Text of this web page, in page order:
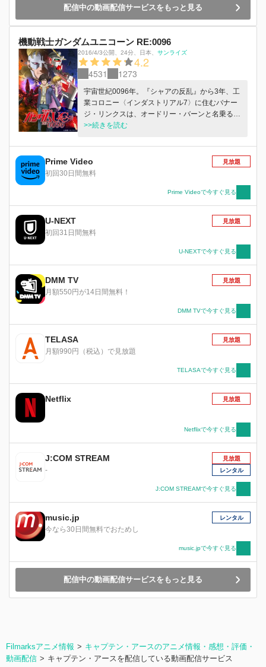
配信中の動画配信サービスをもっと見る
機動戦士ガンダムユニコーン RE:0096
2016/4/3公開 24分 日本 サンライズ
4.2
4531 1273
宇宙世紀0096年。『シャアの反乱』から3年、工
業コロニー〈インダストリアル7〉に住むバナー
ジ・リンクスは、オードリー・バーンと名乗る謎
の少女と出会う。戦争の火種となるビスト財団と
ラスの箱』の取引を止めようと行動しているとい
う彼女に対し、協力するバナージ。しかし、同じ
く取引の阻止のため乗り込んできた地球連邦軍と
してしまう。オードリーを探して戦火を走り抜け
るバナージは、『ラプラスの箱』の鍵となる純白
のモビルスーツ、『ユニコーンガンダム』と運命
的な出会いを果たす。『ラプラスの箱』とは何
か、それが抱く秘密とは何か……。宇宙世紀100
年の呪いが、解かれようとしていた。※各話の初
>>続きを読む
Prime Video
初回30日間無料
見放題
Prime Videoで今すぐ見る
U-NEXT
初回31日間無料
見放題
U-NEXTで今すぐ見る
DMM TV
月額550円が14日間無料！
見放題
DMM TVで今すぐ見る
TELASA
月額990円（税込）で見放題
見放題
TELASAで今すぐ見る
Netflix 見放題
Netflixで今すぐ見る
J:COM STREAM
-
見放題
レンタル
J:COM STREAMで今すぐ見る
music.jp
今なら30日間無料でおためし
レンタル
music.jpで今すぐ見る
配信中の動画配信サービスをもっと見る
Filmarksアニメ情報
キャプテン・アースのアニメ情報・感想・評価・
動画配信
キャプテン・アースを配信している動画配信サービス